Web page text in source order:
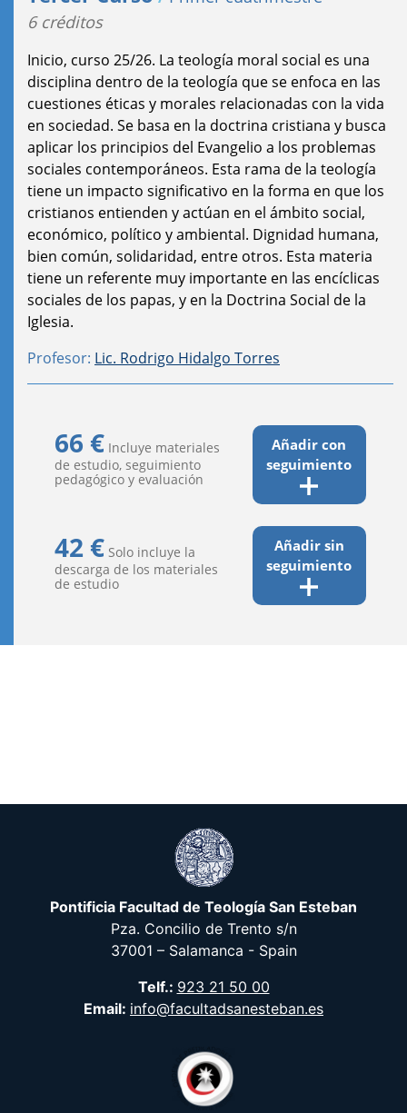
6 créditos
Inicio, curso 25/26. La teología moral social es una
disciplina dentro de la teología que se enfoca en las
cuestiones éticas y morales relacionadas con la vida
en sociedad. Se basa en la doctrina cristiana y busca
aplicar los principios del Evangelio a los problemas
sociales contemporáneos. Esta rama de la teología
tiene un impacto significativo en la forma en que los
cristianos entienden y actúan en el ámbito social,
económico, político y ambiental. Dignidad humana,
bien común, solidaridad, entre otros. Esta materia
tiene un referente muy importante en las encíclicas
sociales de los papas, y en la Doctrina Social de la
Iglesia.
Profesor: Lic. Rodrigo Hidalgo Torres
66 € Incluye materiales
de estudio, seguimiento
pedagógico y evaluación
Añadir con
seguimiento
42 € Solo incluye la
descarga de los materiales
de estudio
Añadir sin
seguimiento
Pontificia Facultad de Teología San Esteban
Pza. Concilio de Trento s/n
37001 – Salamanca - Spain
Telf.: 923 21 50 00
Email: info@facultadsanesteban.es